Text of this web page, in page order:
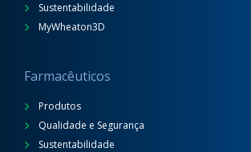
Sustentabilidade
MyWheaton3D
Farmacêuticos
Produtos
Qualidade e Segurança
Sustentabilidade